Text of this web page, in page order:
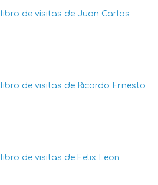
libro de visitas de Juan Carlos
libro de visitas de Ricardo Ernesto
libro de visitas de Felix Leon